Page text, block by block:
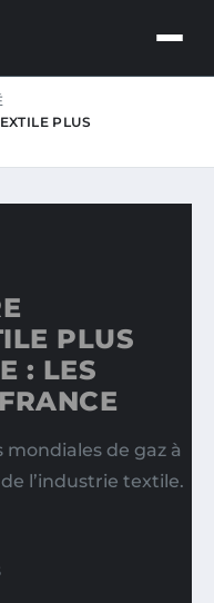
PLUS
PLUS
: LES
mondiales de gaz à
l’industrie textile.